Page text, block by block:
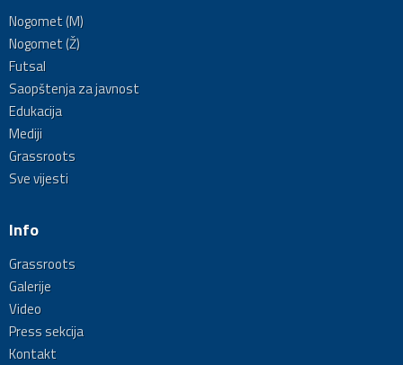
Nogomet (M)
Nogomet (Ž)
Futsal
Saopštenja za javnost
Edukacija
Mediji
Grassroots
Sve vijesti
Info
Grassroots
Galerije
Video
Press sekcija
Kontakt